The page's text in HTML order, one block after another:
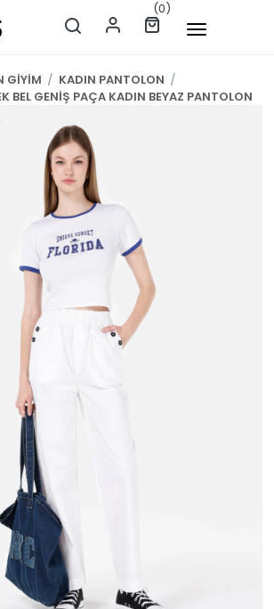
(0)
GİYİM / KADIN PANTOLON /
BEL GENİŞ PAÇA KADIN BEYAZ PANTOLON